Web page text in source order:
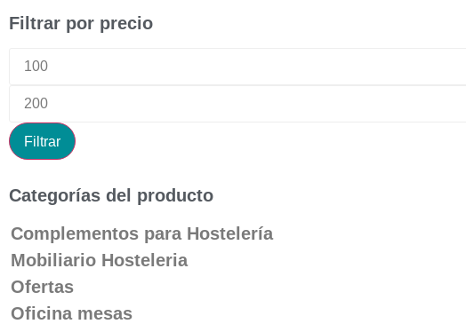
Filtrar por precio
Filtrar
Categorías del producto
Complementos para Hostelería
Mobiliario Hosteleria
Ofertas
Oficina mesas